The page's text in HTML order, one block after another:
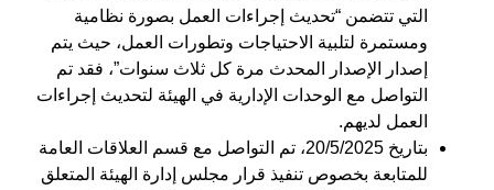
التي تتضمن “تحديث إجراءات العمل بصورة نظامية
ومستمرة لتلبية الاحتياجات وتطورات العمل، حيث يتم
إصدار الإصدار المحدث مرة كل ثلاث سنوات”، فقد تم
التواصل مع الوحدات الإدارية في الهيئة لتحديث إجراءات
العمل لديهم.
بتاريخ 20/5/2025، تم التواصل مع قسم العلاقات العامة
للمتابعة بخصوص تنفيذ قرار مجلس إدارة الهيئة المتعلق